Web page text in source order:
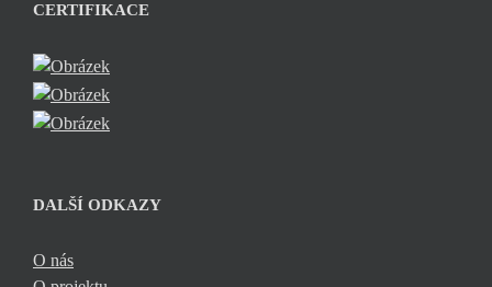
CERTIFIKACE
DALŠÍ ODKAZY
O nás